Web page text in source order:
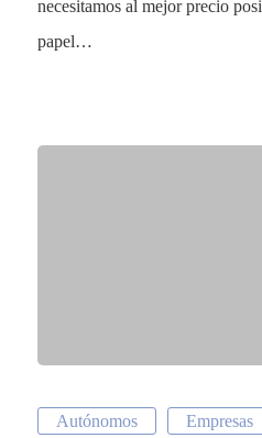
necesitamos al mejor precio
papel…
Autónomos Empresas